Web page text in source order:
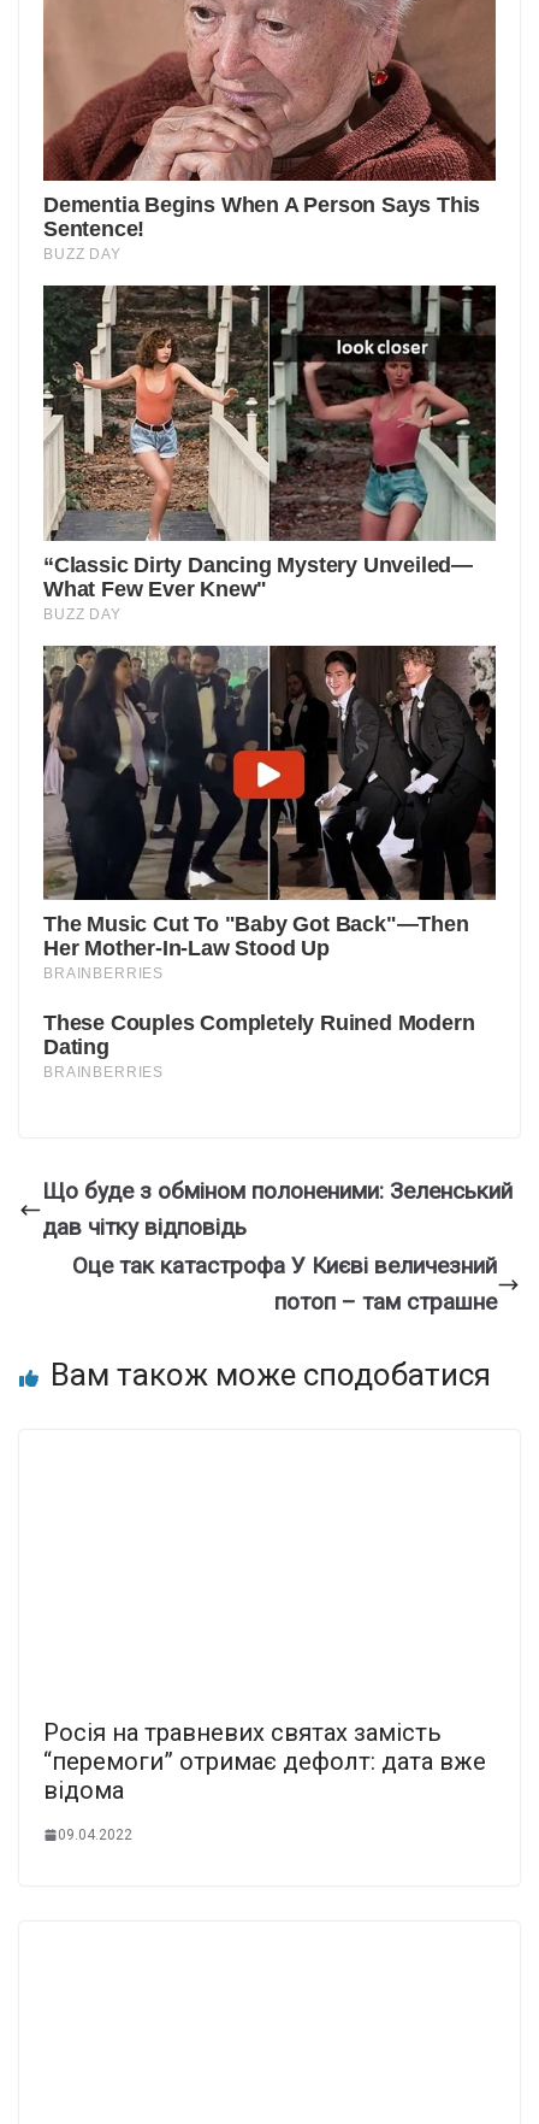
Що буде з обміном полоненими: Зеленський
дав чітку відповідь
Оце так катастрофа У Києві величезний
потоп – там страшне
Вам також може сподобатися
Росія на травневих святах замість
“перемоги” отримає дефолт: дата вже
відома
09.04.2022